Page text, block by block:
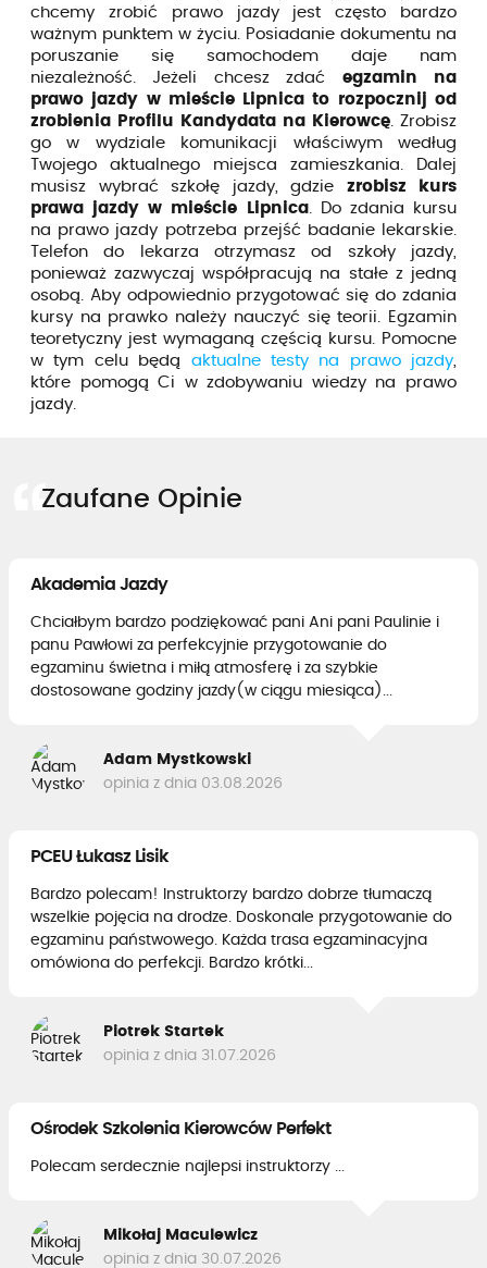
chcemy zrobić prawo jazdy jest często bardzo
ważnym punktem w życiu. Posiadanie dokumentu na
poruszanie się samochodem daje nam
niezależność. Jeżeli chcesz zdać egzamin na
prawo jazdy w mieście Lipnica to rozpocznij od
zrobienia Profilu Kandydata na Kierowcę . Zrobisz
go w wydziale komunikacji właściwym według
Twojego aktualnego miejsca zamieszkania. Dalej
musisz wybrać szkołę jazdy, gdzie zrobisz kurs
prawa jazdy w mieście Lipnica. Do zdania kursu
na prawo jazdy potrzeba przejść badanie lekarskie.
Telefon do lekarza otrzymasz od szkoły jazdy,
ponieważ zazwyczaj współpracują na stałe z jedną
osobą. Aby odpowiednio przygotować się do zdania
kursy na prawko należy nauczyć się teorii. Egzamin
teoretyczny jest wymaganą częścią kursu. Pomocne
w tym celu będą aktualne testy na prawo jazdy
które pomogą Ci w zdobywaniu wiedzy na prawo
jazdy.
Zaufane Opinie
Akademia Jazdy
Chciałbym bardzo podziękować pani Ani pani Paulinie i
panu Pawłowi za perfekcyjnie przygotowanie do
egzaminu świetna i miłą atmosferę i za szybkie
dostosowane godziny jazdy(w ciągu miesiąca)...
Adam Mystkowski
opinia z dnia 03.08.2026
PCEU Łukasz Lisik
Bardzo polecam! Instruktorzy bardzo dobrze tłumaczą
wszelkie pojęcia na drodze. Doskonale przygotowanie do
egzaminu państwowego. Każda trasa egzaminacyjna
omówiona do perfekcji. Bardzo krótki...
Piotrek Startek
opinia z dnia 31.07.2026
Ośrodek Szkolenia Kierowców Perfekt
Polecam serdecznie najlepsi instruktorzy ...
Mikołaj Maculewicz
opinia z dnia 30.07.2026